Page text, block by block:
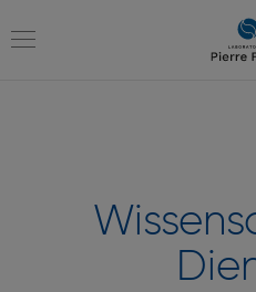
Navigation
Inhaltsübersicht